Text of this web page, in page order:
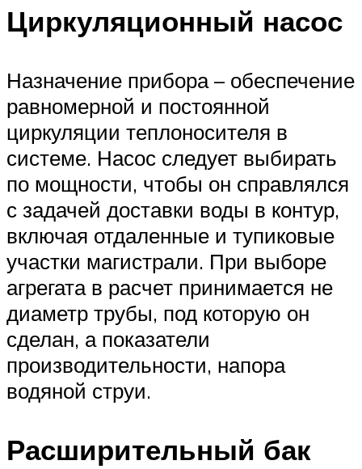
Циркуляционный насос
Назначение прибора – обеспечение
равномерной и постоянной
циркуляции теплоносителя в
системе. Насос следует выбирать
по мощности, чтобы он справлялся
с задачей доставки воды в контур,
включая отдаленные и тупиковые
участки магистрали. При выборе
агрегата в расчет принимается не
диаметр трубы, под которую он
сделан, а показатели
производительности, напора
водяной струи.
Расширительный бак